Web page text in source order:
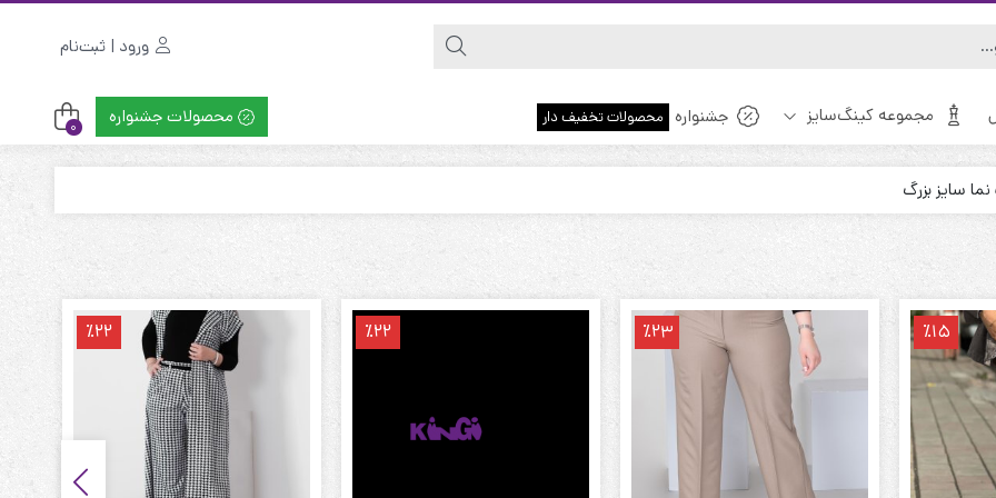
ورود | ثبت‌نام
مجموعه کینگ‌سایز جشنواره محصولات تخفیف دار محصولات جشنواره 0
سایز بزرگ
٪15 ٪23 ٪22 ٪22